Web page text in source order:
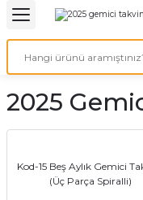
Ürünleri
2025
Kod-15 Beş Aylık Gemici
(Üç Parça Spiralli)